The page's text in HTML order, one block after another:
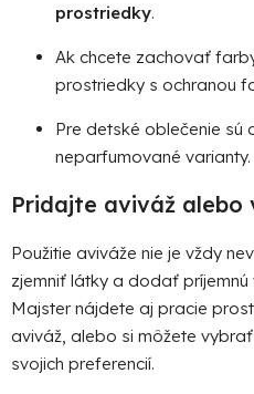
prostriedky.
Ak chcete zachovať
prostriedky s ochranou
Pre detské oblečenie sú
neparfumované varianty.
Pridajte aviváž alebo
Použitie aviváže nie je vždy
zjemniť látky a dodať
Majster nájdete aj pracie
aviváž, alebo si môžete
svojich preferencií.